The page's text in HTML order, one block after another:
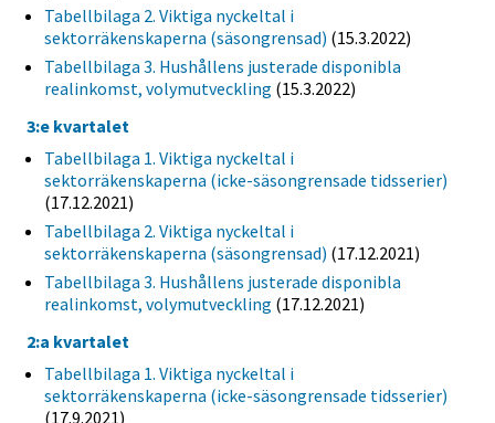
Tabellbilaga 2. Viktiga nyckeltal i
sektorräkenskaperna (säsongrensad) (15.3.2022)
Tabellbilaga 3. Hushållens justerade disponibla
realinkomst, volymutveckling (15.3.2022)
3:e kvartalet
Tabellbilaga 1. Viktiga nyckeltal i
sektorräkenskaperna (icke-säsongrensade tidsserier)
(17.12.2021)
Tabellbilaga 2. Viktiga nyckeltal i
sektorräkenskaperna (säsongrensad) (17.12.2021)
Tabellbilaga 3. Hushållens justerade disponibla
realinkomst, volymutveckling (17.12.2021)
2:a kvartalet
Tabellbilaga 1. Viktiga nyckeltal i
sektorräkenskaperna (icke-säsongrensade tidsserier)
(17.9.2021)